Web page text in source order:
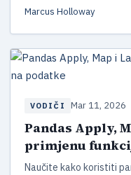
Marcus Holloway
VODIČI Mar 11, 2026
Pandas Apply,
primjenu
Naučite kako koristiti